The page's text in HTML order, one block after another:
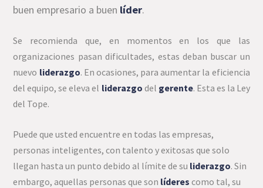
buen empresario a buen líder.
Se recomienda que, en momentos en los que las
organizaciones pasan dificultades, estas deban buscar un
nuevo liderazgo. En ocasiones, para aumentar la eficiencia
del equipo, se eleva el liderazgo del gerente. Esta es la Ley
del Tope.
Puede que usted encuentre en todas las empresas,
personas inteligentes, con talento y exitosas que solo
llegan hasta un punto debido al límite de su liderazgo. Sin
embargo, aquellas personas que son líderes como tal, su